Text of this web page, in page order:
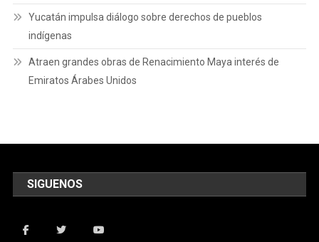
Yucatán impulsa diálogo sobre derechos de pueblos
indígenas
Atraen grandes obras de Renacimiento Maya interés de
Emiratos Árabes Unidos
SIGUENOS